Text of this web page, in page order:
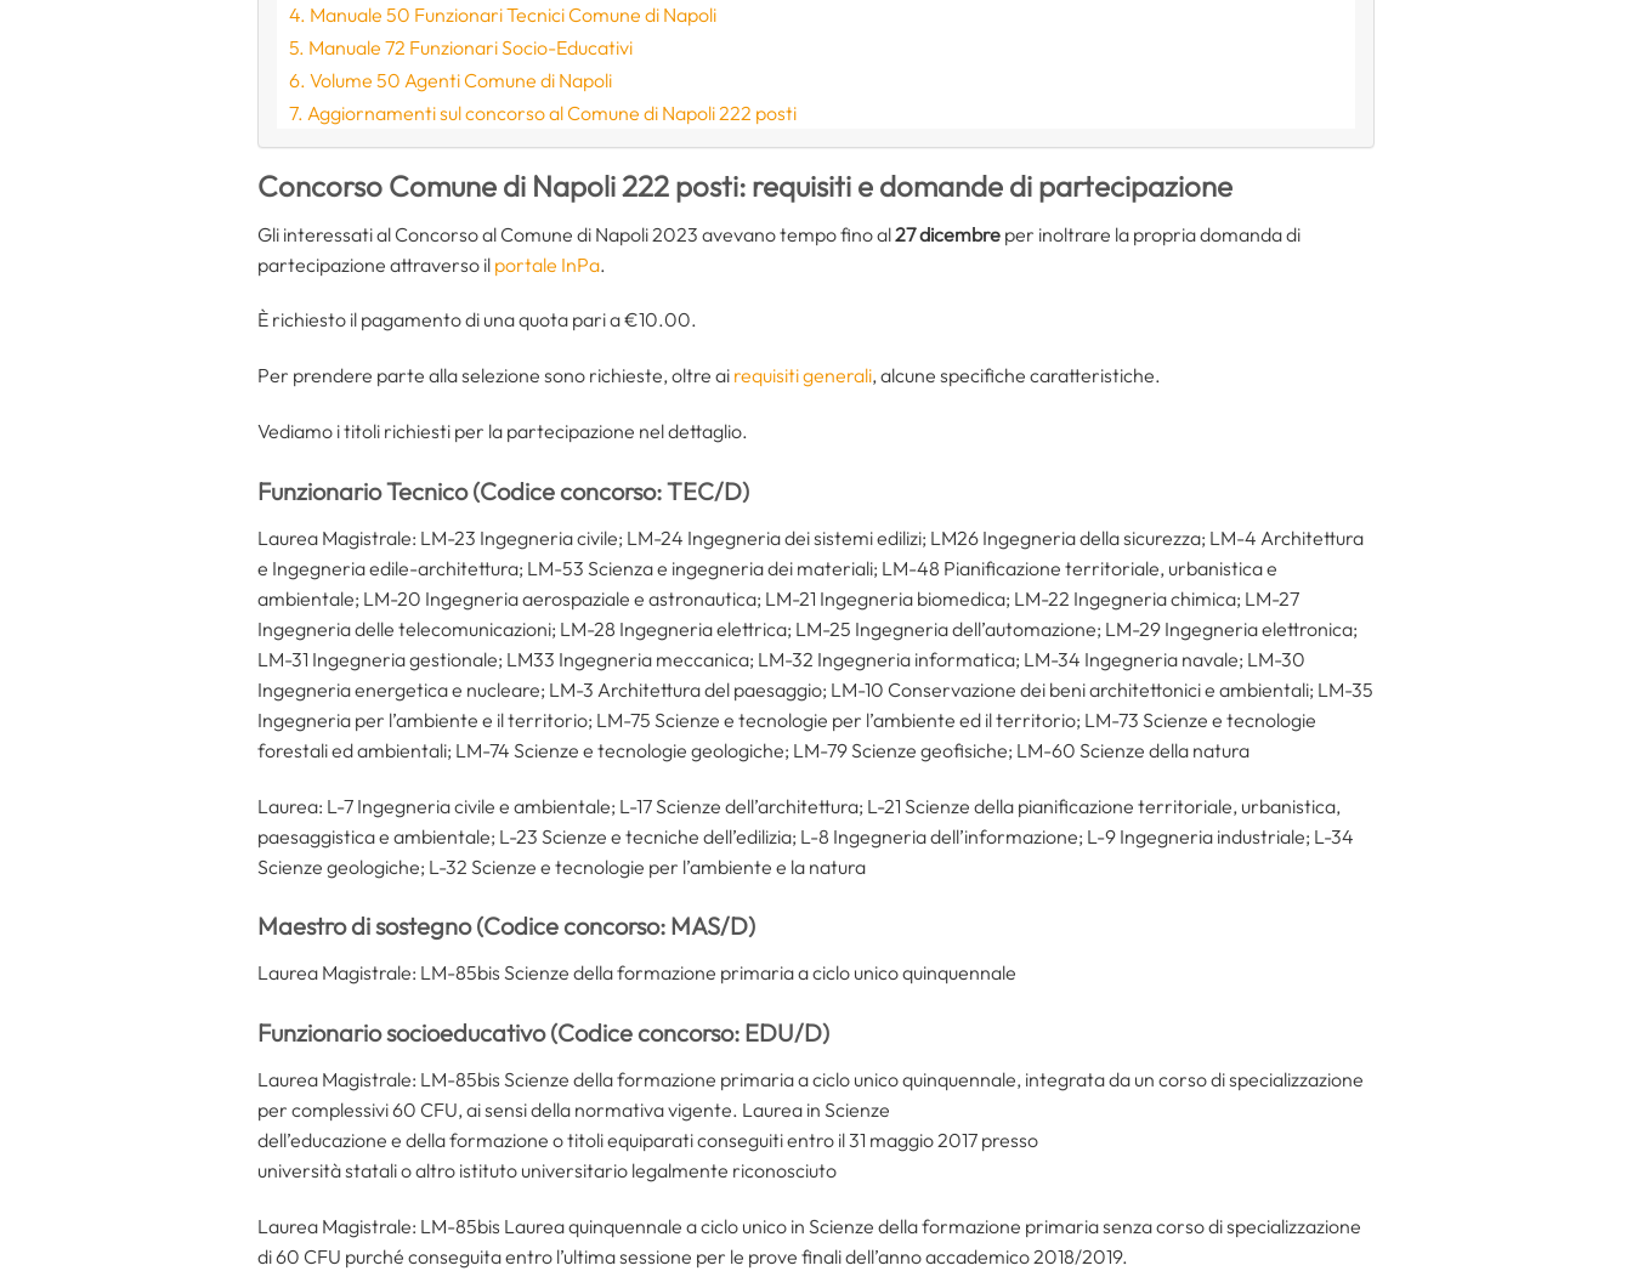
Manuale 50 Funzionari Tecnici Comune di Napoli
Manuale 72 Funzionari Socio-Educativi
Volume 50 Agenti Comune di Napoli
Aggiornamenti sul concorso al Comune di Napoli 222 posti
Concorso Comune di Napoli 222 posti: requisiti e domande di partecipazione
Gli interessati al Concorso al Comune di Napoli 2023 avevano tempo fino al27 dicembre per inoltrare la propria domanda di
partecipazione attraverso il portale InPa.
È richiesto il pagamento di una quota pari a €10.00.
Per prendere parte alla selezione sono richieste, oltre ai requisiti generali, alcune specifiche caratteristiche.
Vediamo i titoli richiesti per la partecipazione nel dettaglio.
Funzionario Tecnico (Codice concorso: TEC/D)
Laurea Magistrale: LM-23 Ingegneria civile; LM-24 Ingegneria dei sistemi edilizi; LM26 Ingegneria della sicurezza; LM-4 Architettura
e Ingegneria edile-architettura; LM-53 Scienza e ingegneria dei materiali; LM-48 Pianificazione territoriale, urbanistica e
ambientale; LM-20 Ingegneria aerospaziale e astronautica; LM-21 Ingegneria biomedica; LM-22 Ingegneria chimica; LM-27
Ingegneria delle telecomunicazioni; LM-28 Ingegneria elettrica; LM-25 Ingegneria dell’automazione; LM-29 Ingegneria elettronica;
LM-31 Ingegneria gestionale; LM33 Ingegneria meccanica; LM-32 Ingegneria informatica; LM-34 Ingegneria navale; LM-30
Ingegneria energetica e nucleare; LM-3 Architettura del paesaggio; LM-10 Conservazione dei beni architettonici e ambientali; LM-35
Ingegneria per l’ambiente e il territorio; LM-75 Scienze e tecnologie per l’ambiente ed il territorio; LM-73 Scienze e tecnologie
forestali ed ambientali; LM-74 Scienze e tecnologie geologiche; LM-79 Scienze geofisiche; LM-60 Scienze della natura
Laurea: L-7 Ingegneria civile e ambientale; L-17 Scienze dell’architettura; L-21 Scienze della pianificazione territoriale, urbanistica,
paesaggistica e ambientale; L-23 Scienze e tecniche dell’edilizia; L-8 Ingegneria dell’informazione; L-9 Ingegneria industriale; L-34
Scienze geologiche; L-32 Scienze e tecnologie per l’ambiente e la natura
Maestro di sostegno (Codice concorso: MAS/D)
Laurea Magistrale: LM-85bis Scienze della formazione primaria a ciclo unico quinquennale
Funzionario socioeducativo (Codice concorso: EDU/D)
Laurea Magistrale: LM-85bis Scienze della formazione primaria a ciclo unico quinquennale, integrata da un corso di specializzazione
per complessivi 60 CFU, ai sensi della normativa vigente. Laurea in Scienze
dell’educazione e della formazione o titoli equiparati conseguiti entro il 31 maggio 2017 presso
università statali o altro istituto universitario legalmente riconosciuto
Laurea Magistrale: LM-85bis Laurea quinquennale a ciclo unico in Scienze della formazione primaria senza corso di specializzazione
di 60 CFU purché conseguita entro l’ultima sessione per le prove finali dell’anno accademico 2018/2019.